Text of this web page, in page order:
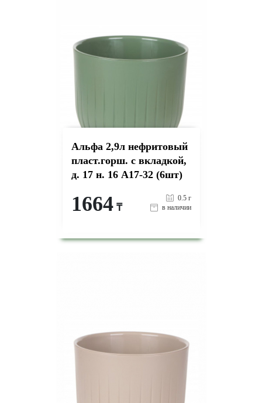
Альфа 2,9л нефритовый
пласт.горш. с вкладкой,
д. 17 н. 16 А17-32 (6шт)
1664 ₸
0.5 г
в наличии